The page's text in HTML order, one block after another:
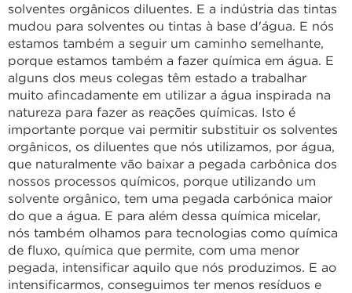
solventes orgânicos diluentes. E a indústria das tintas
mudou para solventes ou tintas à base d'água. E nós
estamos também a seguir um caminho semelhante,
porque estamos também a fazer química em água. E
alguns dos meus colegas têm estado a trabalhar
muito afincadamente em utilizar a água inspirada na
natureza para fazer as reações químicas. Isto é
importante porque vai permitir substituir os solventes
orgânicos, os diluentes que nós utilizamos, por água,
que naturalmente vão baixar a pegada carbônica dos
nossos processos químicos, porque utilizando um
solvente orgânico, tem uma pegada carbónica maior
do que a água. E para além dessa química micelar,
nós também olhamos para tecnologias como química
de fluxo, química que permite, com uma menor
pegada, intensificar aquilo que nós produzimos. E ao
intensificarmos, conseguimos ter menos resíduos e